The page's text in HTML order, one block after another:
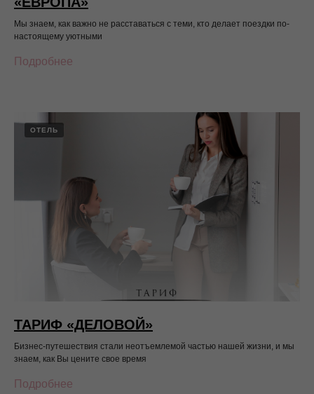
Мы знаем, как важно не расставаться с теми, кто делает поездки по-
настоящему уютными
Подробнее
ОТЕЛЬ
ТАРИФ «ДЕЛОВОЙ»
Бизнес-путешествия стали неотъемлемой частью нашей жизни, и мы
знаем, как Вы цените свое время
Подробнее
лучшая
гостиница
Иркутска